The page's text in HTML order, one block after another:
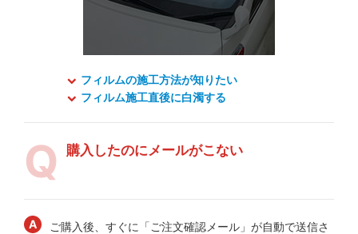
フィルムの施工方法が知りたい
フィルム施工直後に白濁する
購入したのにメールがこない
ご購入後、すぐに「ご注文確認メール」が自動で送信さ